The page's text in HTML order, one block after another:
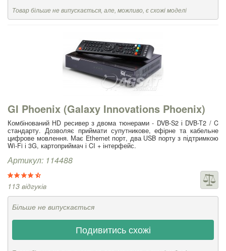
Товар більше не випускається, але, можливо, є схожі моделі
GI Phoenix (Galaxy Innovations Phoenix)
Комбінований HD ресивер з двома тюнерами - DVB-S2 і DVB-T2 / C
стандарту. Дозволяє приймати супутникове, ефірне та кабельне
цифрове мовлення. Має Ethernet порт, два USB порту з підтримкою
Wi-Fi і 3G, картоприймач і CI + інтерфейс.
Артикул: 114488
113 відгуків
Більше не випускається
Подивитись схожі